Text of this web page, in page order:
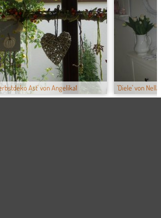
Ast' von Angelika1 'Diele' von